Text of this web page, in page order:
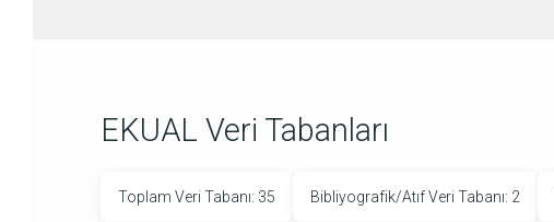
EKUAL Veri Tabanları
Toplam Veri Tabanı: 35 Bibliyografik/Atıf Veri Tabanı: 2